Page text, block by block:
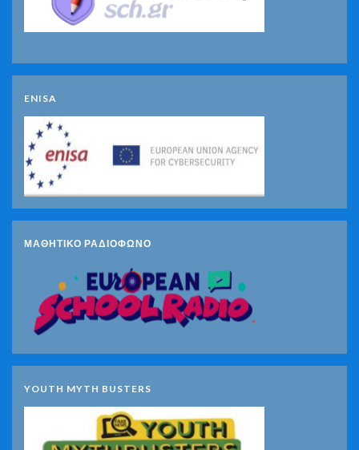
ENISA
ΜΑΘΗΤΙΚΟ ΡΑΔΙΟΦΩΝΟ
YOUTH MYTH BUSTERS